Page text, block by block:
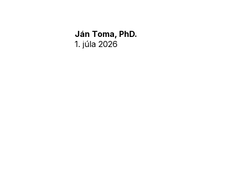
Ján Toma, PhD.
1. júla 2026